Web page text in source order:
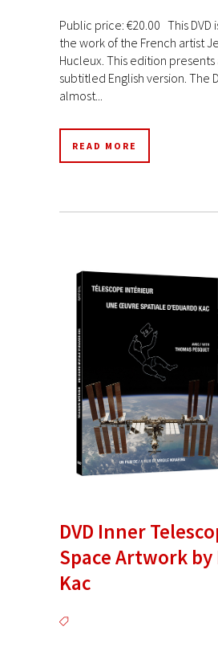
Public price: €20.00 This
the work of the French artist
Hucleux. This edition
subtitled English version. The
almost...
READ MORE
DVD Inner
Space Artwork by
Kac